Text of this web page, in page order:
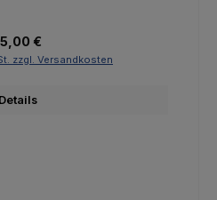
Preis:
€
zzgl. Versandkosten
Details